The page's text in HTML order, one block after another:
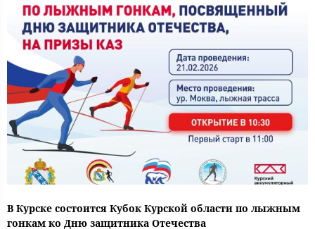
В Курске состоится Кубок Курской области по лыжным
гонкам ко Дню защитника Отечества